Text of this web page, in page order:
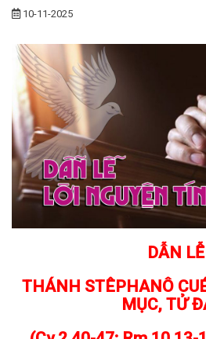
10-11-2025
DẪN LỄ
THÁNH STÊPHANÔ
MỤC, TỬ